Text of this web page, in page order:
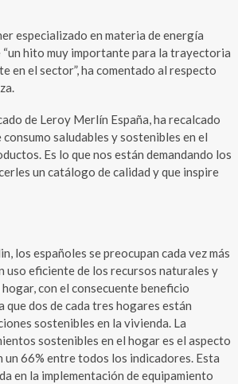
especializado en materia de energía
hito muy importante para la trayectoria
en el sector”, ha comentado al respecto
de Leroy Merlín España, ha recalcado
saludables y sostenibles en el
Es lo que nos están demandando los
un catálogo de calidad y que inspire
los españoles se preocupan cada vez más
uso eficiente de los recursos naturales y
con el consecuente beneficio
dos de cada tres hogares están
sostenibles en la vivienda. La
sostenibles en el hogar es el aspecto
un 66% entre todos los indicadores. Esta
en la implementación de equipamiento